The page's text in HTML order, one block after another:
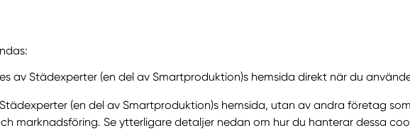
av Städexperter (en del av Smartproduktion)s hemsida direkt när du
(en del av Smartproduktion)s hemsida, utan av andra företag
marknadsföring. Se ytterligare detaljer nedan om hur du hanterar dessa